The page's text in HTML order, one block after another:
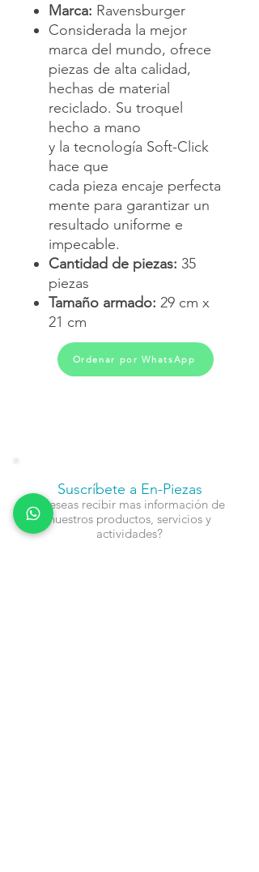
Marca: Ravensburger
Considerada la mejor
marca del mundo, ofrece
piezas de alta calidad,
hechas de material
reciclado. Su troquel
hecho a mano
y la tecnología Soft-Click
hace que
cada pieza encaje perfecta
mente para garantizar un
resultado uniforme e
impecable.
Cantidad de piezas: 35
piezas
Tamaño armado: 29 cm x
21 cm
Ordenar por WhatsApp
Suscríbete a En-Piezas
¿Deseas recibir mas información de
nuestros productos, servicios y
actividades?